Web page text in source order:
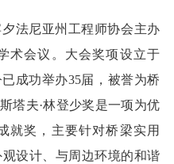
法尼亚州工程师协会主办
术会议。大会奖项设立于
成功举办35届，被誉为桥
塔夫·林登少奖是一项为优
就奖，主要针对桥梁实用
设计、与周边环境的和谐